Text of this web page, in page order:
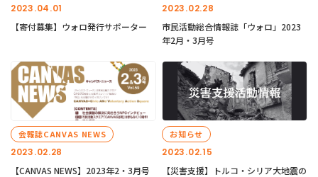
2023.04.01
【寄付募集】ウォロ発行サポーター
2023.02.28
市民活動総合情報誌「ウォロ」2023
年2月・3月号
2023.02.28
会報誌CANVAS NEWS
【CANVAS NEWS】2023年2・3月号
2023.02.15
お知らせ
【災害支援】トルコ・シリア大地震の